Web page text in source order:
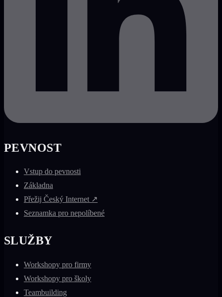
PEVNOST
Vstup do pevnosti
Základna
Přežij Český Internet ↗
Seznamka pro nepolíbené
SLUŽBY
Workshopy pro firmy
Workshopy pro školy
Teambuilding